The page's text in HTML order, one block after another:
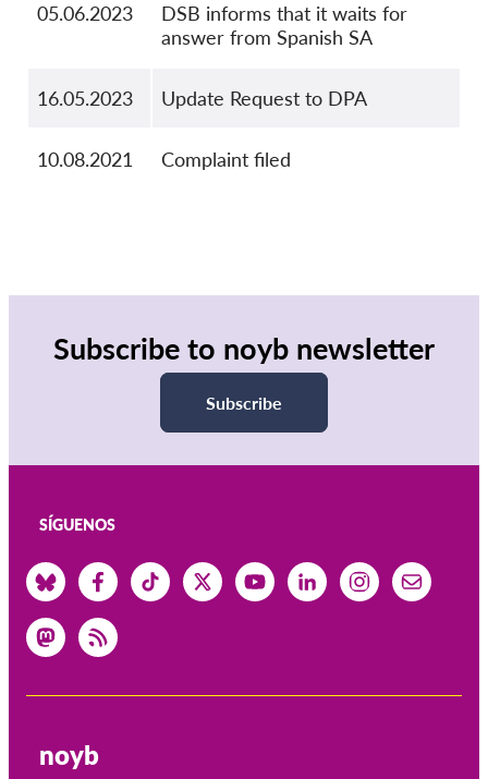
05.06.2023
DSB informs that it waits for
answer from Spanish SA
16.05.2023 Update Request to DPA
10.08.2021 Complaint filed
Subscribe to noyb newsletter
Subscribe
SÍGUENOS
noyb